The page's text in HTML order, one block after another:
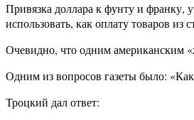
Привязка доллара к фунту и франку,
использовать, как оплату товаров из
Очевидно, что одним американским
Одним из вопросов газеты было:
Троцкий дал ответ: